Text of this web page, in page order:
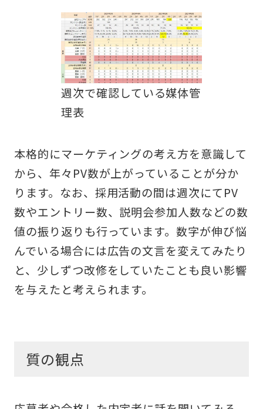
週次で確認している媒体管
理表
本格的にマーケティングの考え方を意識して
から、年々PV数が上がっていることが分か
ります。なお、採用活動の間は週次にてPV
数やエントリー数、説明会参加人数などの数
値の振り返りも行っています。数字が伸び悩
んでいる場合には広告の文言を変えてみたり
と、少しずつ改修をしていたことも良い影響
を与えたと考えられます。
質の観点